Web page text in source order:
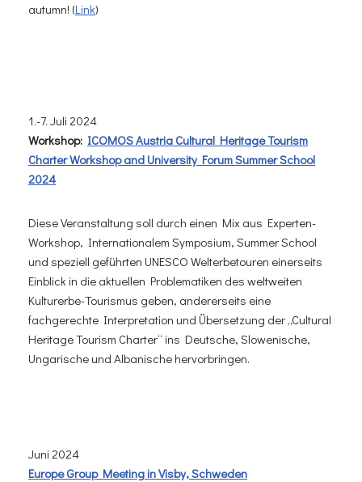
autumn! (Link)
1.-7. Juli 2024
Workshop: ICOMOS Austria Cultural Heritage Tourism
Charter Workshop and University Forum Summer School
2024
Diese Veranstaltung soll durch einen Mix aus Experten-
Workshop, Internationalem Symposium, Summer School
und speziell geführten UNESCO Welterbetouren einerseits
Einblick in die aktuellen Problematiken des weltweiten
Kulturerbe-Tourismus geben, andererseits eine
fachgerechte Interpretation und Übersetzung der „Cultural
Heritage Tourism Charter“ ins Deutsche, Slowenische,
Ungarische und Albanische hervorbringen.
Juni 2024
Europe Group Meeting in Visby, Schweden